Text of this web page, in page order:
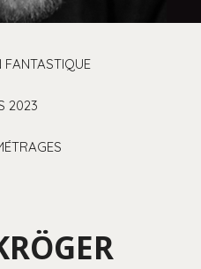
FANTASTIQUE
2023